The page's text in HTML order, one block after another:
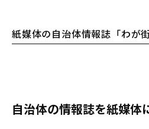
紙媒体の自治体情報誌「わが
自治体の情報誌を紙媒体